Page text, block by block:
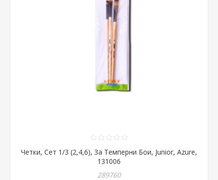
Четки, Сет 1/3 (2,4,6), За Темперни Бои, Junior, Azure,
131006
289760